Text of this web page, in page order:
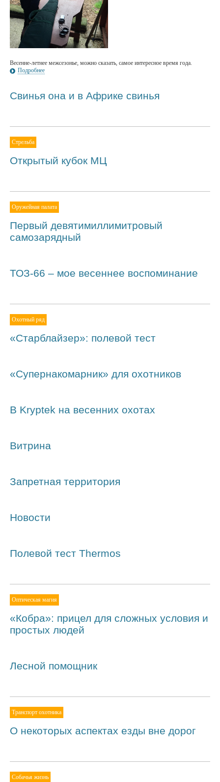
Весенне-летнее межсезонье, можно сказать, самое интересное время года.
Подробнее
Свинья она и в Африке свинья
Стрельба
Открытый кубок МЦ
Оружейная палата
Первый девятимиллимитровый
самозарядный
ТОЗ-66 – мое весеннее воспоминание
Охотный ряд
«Старблайзер»: полевой тест
«Супернакомарник» для охотников
В Kryptek на весенних охотах
Витрина
Запретная территория
Новости
Полевой тест Thermos
Оптическая магия
«Кобра»: прицел для сложных условия и
простых людей
Лесной помощник
Транспорт охотника
О некоторых аспектах езды вне дорог
Собачья жизнь